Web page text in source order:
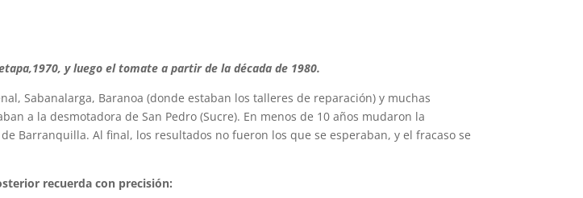
y luego el tomate a partir de la década de 1980.
Sabanalarga, Baranoa (donde estaban los talleres de reparación) y muchas
a la desmotadora de San Pedro (Sucre). En menos de 10 años mudaron la
Barranquilla. Al final, los resultados no fueron los que se esperaban, y el fracaso se
recuerda con precisión: